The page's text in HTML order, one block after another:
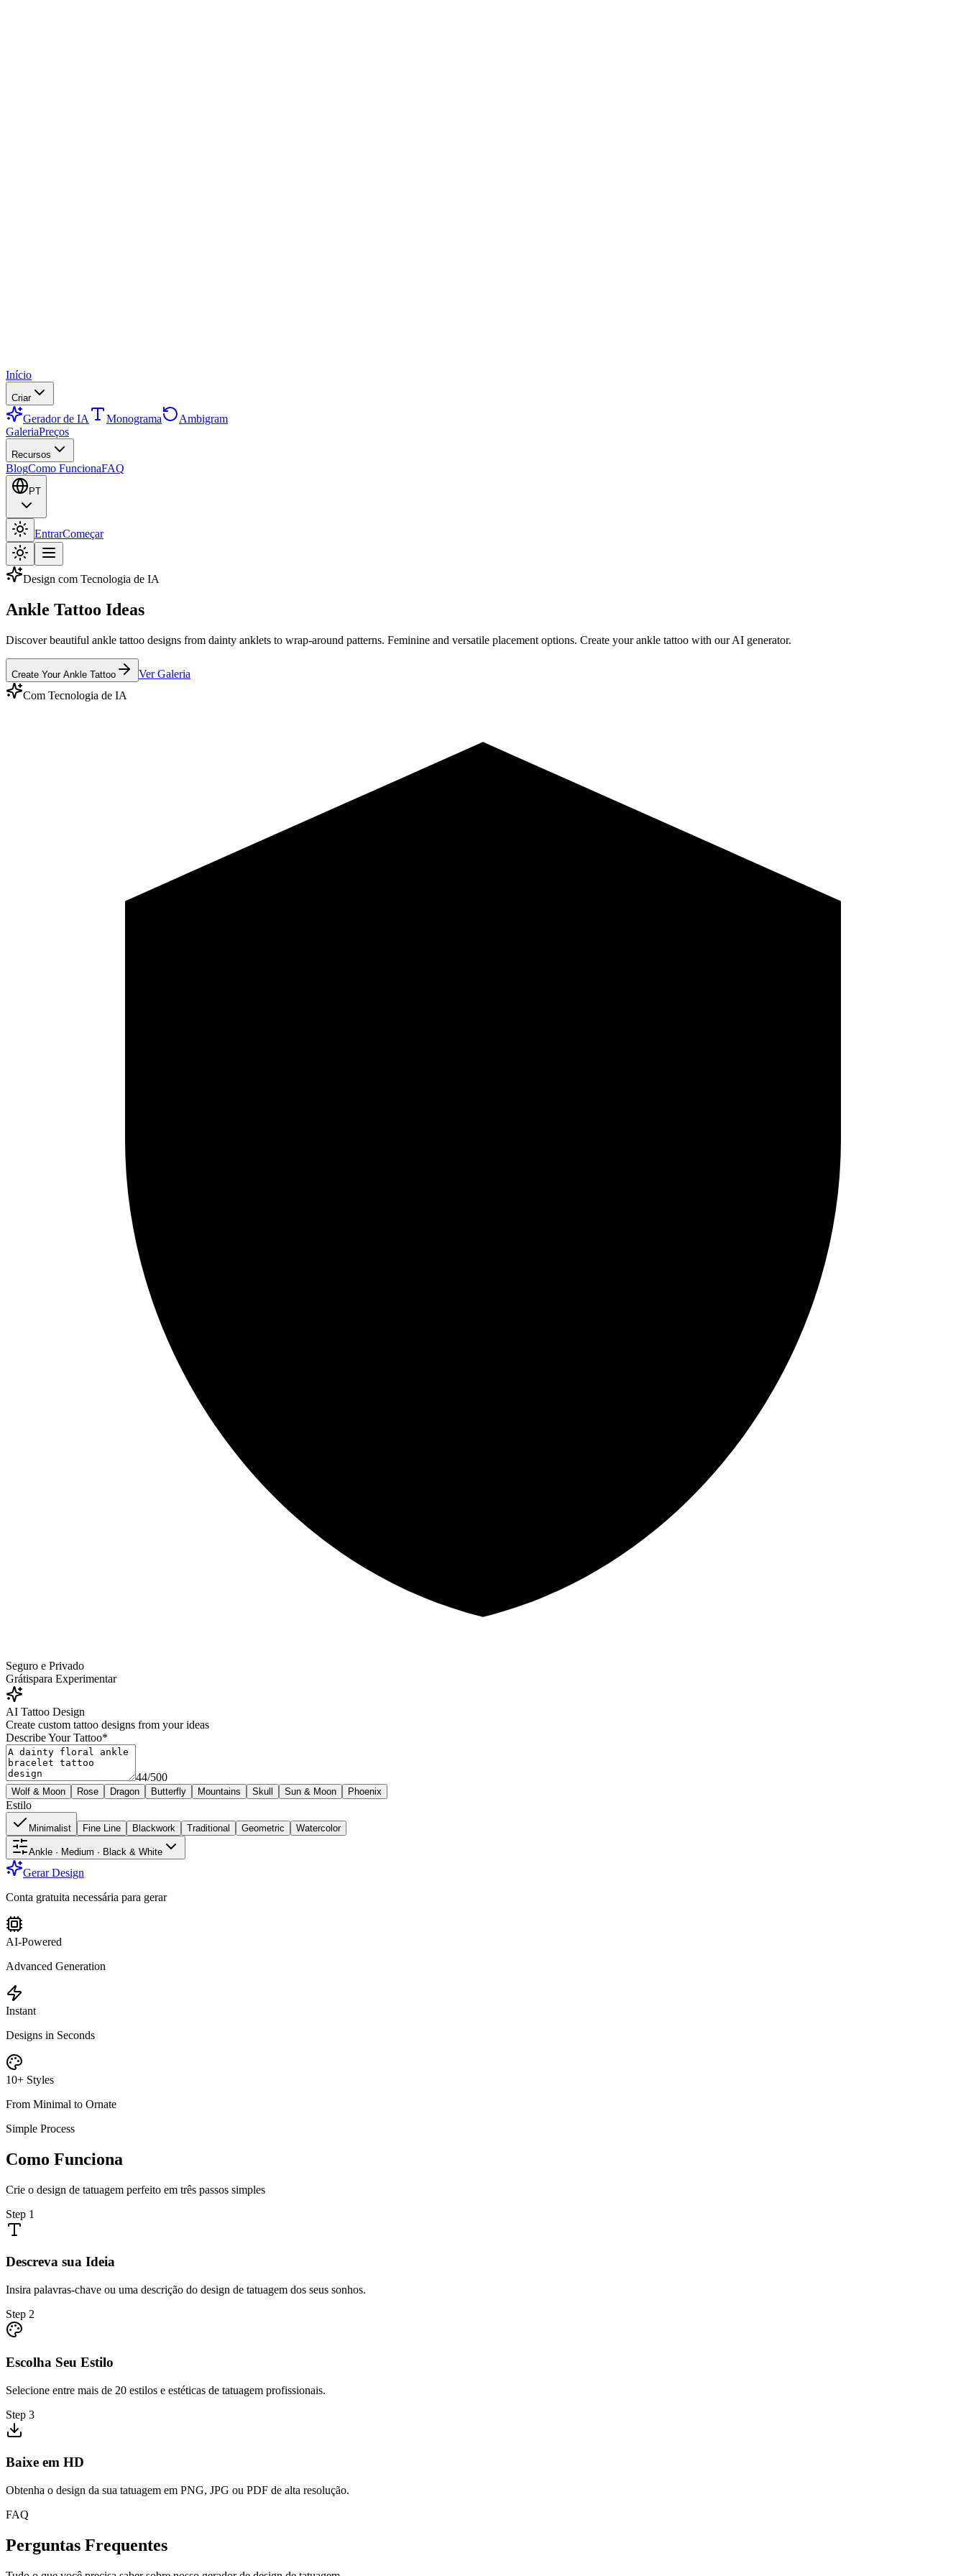
Início
Criar
Gerador de IA Monograma
Ambigram
GaleriaPreços
Recursos
BlogComo FuncionaFAQ
PT
EntrarComeçar
Design com Tecnologia de IA
Ankle Tattoo Ideas
Discover beautiful ankle tattoo designs from dainty anklets to wrap-around patterns. Feminine and versatile placement options. Create your ankle tattoo with our AI generator.
Create Your Ankle Tattoo
Ver Galeria
Com Tecnologia de IA
Seguro e Privado
Grátispara Experimentar
AI Tattoo Design
Create custom tattoo designs from your ideas
Describe Your Tattoo*
44/500
Wolf & Moon Rose Dragon Butterfly Mountains Skull Sun & Moon Phoenix
Estilo
Minimalist Fine Line Blackwork Traditional Geometric Watercolor
Ankle · Medium · Black & White
Gerar Design
Conta gratuita necessária para gerar
AI-Powered
Advanced Generation
Instant
Designs in Seconds
10+ Styles
From Minimal to Ornate
Simple Process
Como Funciona
Crie o design de tatuagem perfeito em três passos simples
Step 1
Descreva sua Ideia
Insira palavras-chave ou uma descrição do design de tatuagem dos seus sonhos.
Step 2
Escolha Seu Estilo
Selecione entre mais de 20 estilos e estéticas de tatuagem profissionais.
Step 3
Baixe em HD
Obtenha o design da sua tatuagem em PNG, JPG ou PDF de alta resolução.
FAQ
Perguntas Frequentes